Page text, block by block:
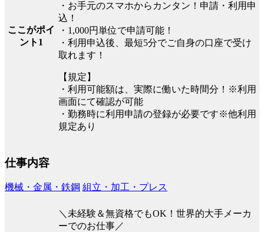
ここがポイ
ント1
・お手元のスマホからカンタン！申請・利用申
込！
・1,000円単位で申請可能！
・利用申込後、最短5分でご自身の口座で受け
取れます！
【規定】
・利用可能額は、実際に働いた時間分！※利用
画面にて確認が可能
・勤務時に利用申請の登録が必要です※他利用
規定あり
仕事内容
機械・金属・鉄鋼 組立・加工・プレス
＼未経験＆無資格でもOK！世界的大手メーカ
ーでのお仕事／